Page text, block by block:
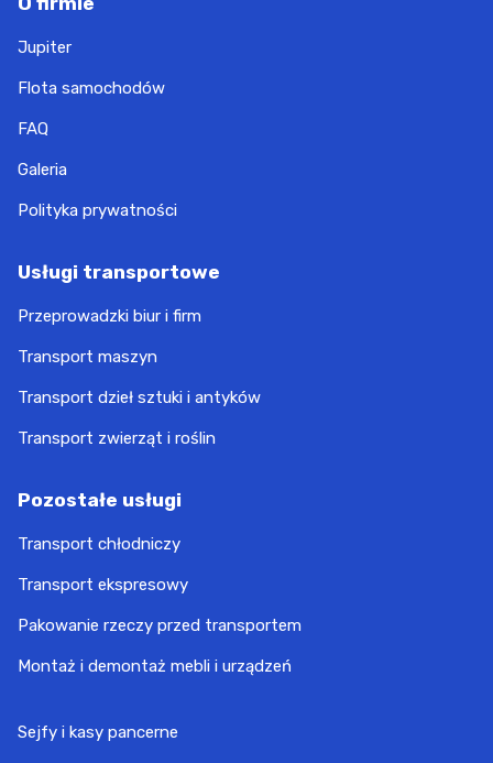
Jupiter
Flota samochodów
FAQ
Galeria
Polityka prywatności
Usługi transportowe
Przeprowadzki biur i firm
Transport maszyn
Transport dzieł sztuki i antyków
Transport zwierząt i roślin
Pozostałe usługi
Transport chłodniczy
Transport ekspresowy
Pakowanie rzeczy przed transportem
Montaż i demontaż mebli i urządzeń
Sejfy i kasy pancerne